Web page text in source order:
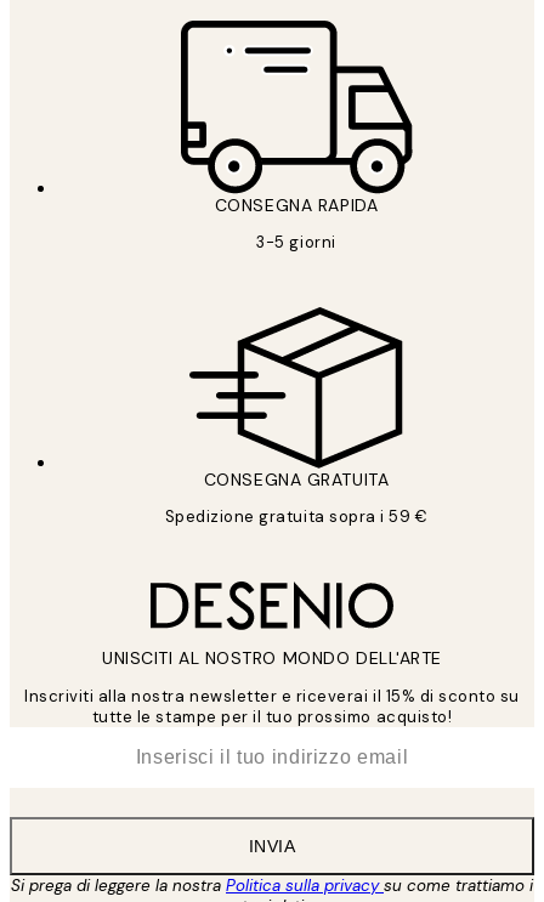
CONSEGNA RAPIDA
3-5 giorni
CONSEGNA GRATUITA
Spedizione gratuita sopra i 59 €
UNISCITI AL NOSTRO MONDO DELL'ARTE
Inscriviti alla nostra newsletter e riceverai il 15% di sconto su
tutte le stampe per il tuo prossimo acquisto!
INVIA
Si prega di leggere la nostra Politica sulla privacysu come trattiamo i